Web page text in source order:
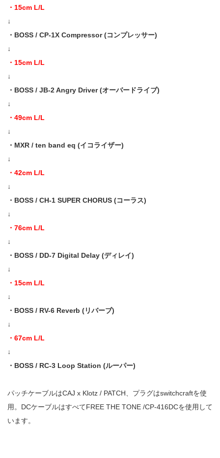
・15cm L/L
↓
・BOSS / CP-1X Compressor (コンプレッサー)
↓
・15cm L/L
↓
・BOSS / JB-2 Angry Driver (オーバードライブ)
↓
・49cm L/L
↓
・MXR / ten band eq (イコライザー)
↓
・42cm L/L
↓
・BOSS / CH-1 SUPER CHORUS (コーラス)
↓
・76cm L/L
↓
・BOSS / DD-7 Digital Delay (ディレイ)
↓
・15cm L/L
↓
・BOSS / RV-6 Reverb (リバーブ)
↓
・67cm L/L
↓
・BOSS / RC-3 Loop Station (ルーパー)
パッチケーブルはCAJ x Klotz / PATCH、プラグはswitchcraftを使
用。DCケーブルはすべてFREE THE TONE /CP-416DCを使用して
います。